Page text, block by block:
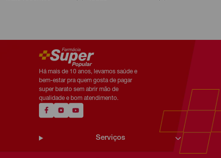
Há mais de 10 anos, levamos saúde e
bem-estar pra quem gosta de pagar
super barato sem abrir mão de
qualidade e bom atendimento.
Serviços